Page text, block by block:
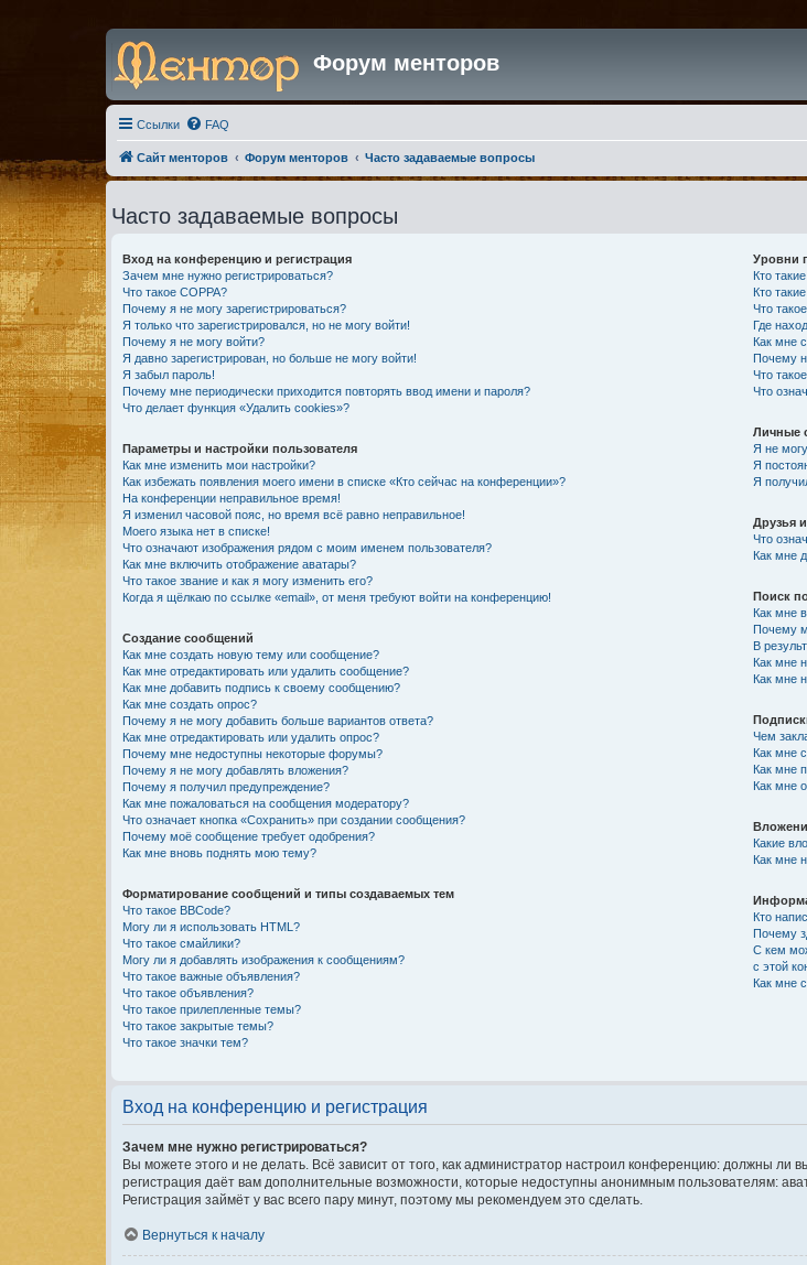
Форум менторов
Ссылки FAQ
Сайт менторов Форум менторов Часто задаваемые вопросы
Часто задаваемые вопросы
Вход на конференцию и регистрация
Зачем мне нужно регистрироваться?
Что такое COPPA?
Почему я не могу зарегистрироваться?
Я только что зарегистрировался, но не могу войти!
Почему я не могу войти?
Я давно зарегистрирован, но больше не могу войти!
Я забыл пароль!
Почему мне периодически приходится повторять ввод имени и пароля?
Что делает функция «Удалить cookies»?
Параметры и настройки пользователя
Как мне изменить мои настройки?
Как избежать появления моего имени в списке «Кто сейчас на конференции»?
На конференции неправильное время!
Я изменил часовой пояс, но время всё равно неправильное!
Моего языка нет в списке!
Что означают изображения рядом с моим именем пользователя?
Как мне включить отображение аватары?
Что такое звание и как я могу изменить его?
Когда я щёлкаю по ссылке «email», от меня требуют войти на конференцию!
Создание сообщений
Как мне создать новую тему или сообщение?
Как мне отредактировать или удалить сообщение?
Как мне добавить подпись к своему сообщению?
Как мне создать опрос?
Почему я не могу добавить больше вариантов ответа?
Как мне отредактировать или удалить опрос?
Почему мне недоступны некоторые форумы?
Почему я не могу добавлять вложения?
Почему я получил предупреждение?
Как мне пожаловаться на сообщения модератору?
Что означает кнопка «Сохранить» при создании сообщения?
Почему моё сообщение требует одобрения?
Как мне вновь поднять мою тему?
Форматирование сообщений и типы создаваемых тем
Что такое BBCode?
Могу ли я использовать HTML?
Что такое смайлики?
Могу ли я добавлять изображения к сообщениям?
Что такое важные объявления?
Что такое объявления?
Что такое прилепленные темы?
Что такое закрытые темы?
Что такое значки тем?
Уровни
Кто
Кто
Что
Где
Как мне
Почему
Что
Что
Личные
Я не
Я
Я
Друзья
Что
Как мне
Поиск
Как мне
Почему
В
Как мне
Как мне
Чем
Как мне
Как мне
Как мне
Какие
Как мне
Кто
Почему
С кем
с этой
Как мне
Вход на конференцию и регистрация
Зачем мне нужно регистрироваться?
Вы можете этого и не делать. Всё зависит от того, как администратор настроил конференцию: должны
регистрация даёт вам дополнительные возможности, которые недоступны анонимным пользователям:
Регистрация займёт у вас всего пару минут, поэтому мы рекомендуем это сделать.
Вернуться к началу